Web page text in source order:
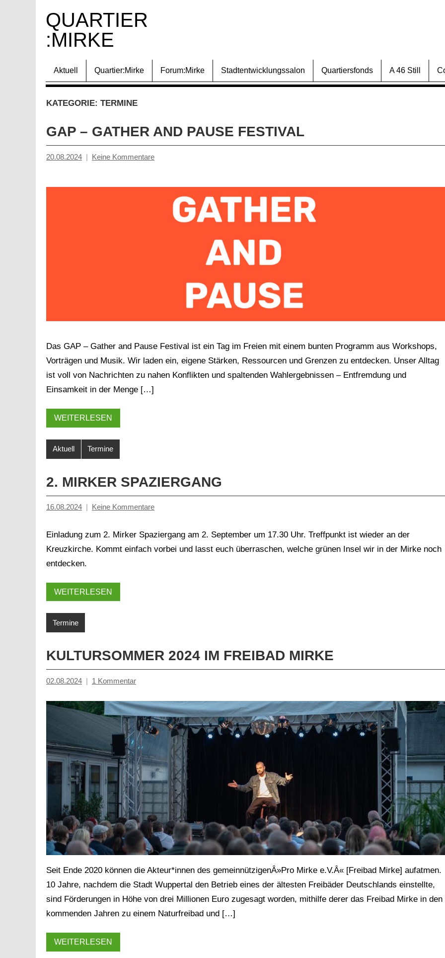
Inhalt
springen
QUARTIER
:MIRKE
Aktuell Quartier:Mirke Forum:Mirke Stadtentwicklungssalon Quartiersfonds A 46 Still
KATEGORIE: TERMINE
GAP – GATHER AND PAUSE FESTIVAL
20.08.2024
Mosche
Keine Kommentare
Das GAP – Gather and Pause Festival ist ein Tag im Freien mit einem bunten Programm aus Workshops,
Vorträgen und Musik. Wir laden ein, eigene Stärken, Ressourcen und Grenzen zu entdecken. Unser Alltag
ist voll von Nachrichten zu nahen Konflikten und spaltenden Wahlergebnissen – Entfremdung und
Einsamkeit in der Menge […]
WEITERLESEN
Aktuell Termine
2. MIRKER SPAZIERGANG
16.08.2024
Inge
Keine Kommentare
Einladung zum 2. Mirker Spaziergang am 2. September um 17.30 Uhr. Treffpunkt ist wieder an der
Kreuzkirche. Kommt einfach vorbei und lasst euch überraschen, welche grünen Insel wir in der Mirke noch
entdecken.
WEITERLESEN
Termine
KULTURSOMMER 2024 IM FREIBAD MIRKE
02.08.2024
Mosche
1 Kommentar
Seit Ende 2020 können die Akteur*innen des gemeinnützigenÂ»Pro Mirke e.V.Â« [Freibad Mirke] aufatmen.
10 Jahre, nachdem die Stadt Wuppertal den Betrieb eines der ältesten Freibäder Deutschlands einstellte,
sind Förderungen in Höhe von drei Millionen Euro zugesagt worden, mithilfe derer das Freibad Mirke in den
kommenden Jahren zu einem Naturfreibad und […]
WEITERLESEN